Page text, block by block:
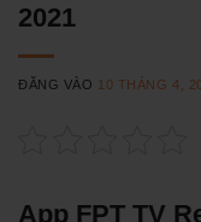
2021
ĐĂNG VÀO 10 THÁNG 4,
App FPT TV